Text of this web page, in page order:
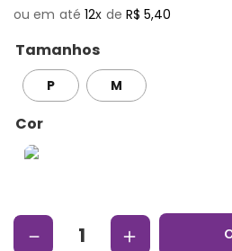
12 R$ 5,40
Tamanhos
P M
Cor
＋
－